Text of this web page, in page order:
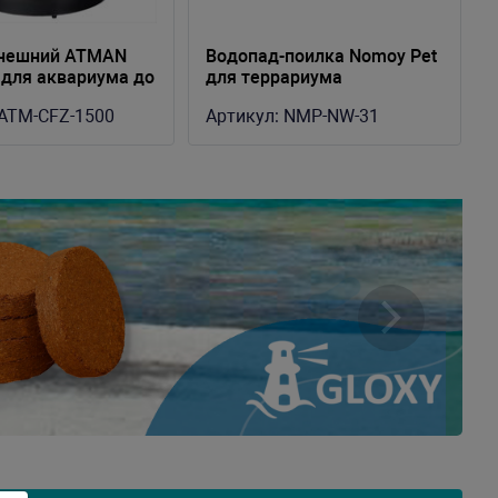
ATMAN
аквариума до
CFZ-1500
Водопад-поилка Nomoy Pet
для террариума
Артикул: NMP-NW-31
Вперед